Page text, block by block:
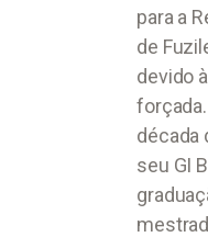
para a
de
devido
década
seu GI